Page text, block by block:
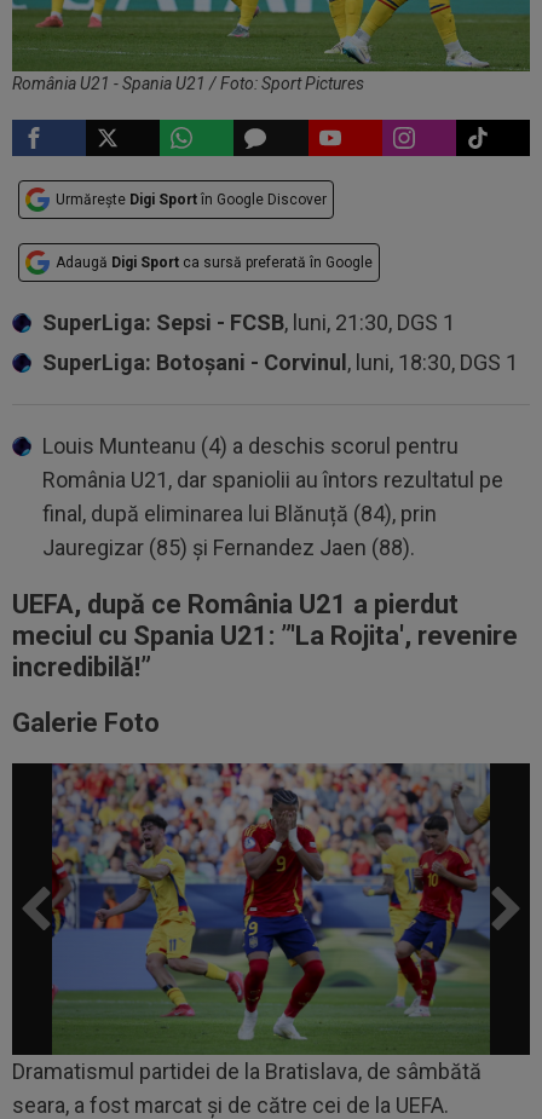
România U21 - Spania U21 / Foto: Sport Pictures
Urmărește Digi Sport în Google Discover
Adaugă Digi Sport ca sursă preferată în Google
SuperLiga: Sepsi - FCSB, luni, 21:30, DGS 1
SuperLiga: Botoșani - Corvinul, luni, 18:30, DGS 1
Louis Munteanu (4) a deschis scorul pentru
România U21, dar spaniolii au întors rezultatul pe
final, după eliminarea lui Blănuță (84), prin
Jauregizar (85) și Fernandez Jaen (88).
UEFA, după ce România U21 a pierdut
meciul cu Spania U21: ”'La Rojita', revenire
incredibilă!”
Galerie Foto
Dramatismul partidei de la Bratislava, de sâmbătă
seara, a fost marcat și de către cei de la UEFA.